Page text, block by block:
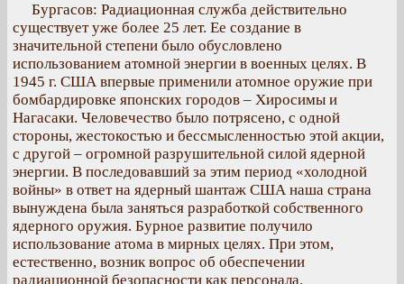
Бургасов: Радиационная служба действительно
существует уже более 25 лет. Ее создание в
значительной степени было обусловлено
использованием атомной энергии в военных целях. В
1945 г. США впервые применили атомное оружие при
бомбардировке японских городов – Хиросимы и
Нагасаки. Человечество было потрясено, с одной
стороны, жестокостью и бессмысленностью этой акции,
с другой – огромной разрушительной силой ядерной
энергии. В последовавший за этим период «холодной
войны» в ответ на ядерный шантаж США наша страна
вынуждена была заняться разработкой собственного
ядерного оружия. Бурное развитие получило
использование атома в мирных целях. При этом,
естественно, возник вопрос об обеспечении
радиационной безопасности как персонала,